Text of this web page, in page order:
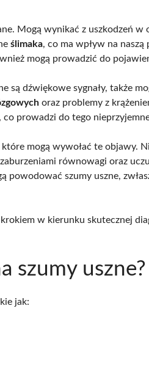
Mogą wynikać z uszkodzeń w
ślimaka, co ma wpływ na
mogą prowadzić do
są dźwiękowe sygnały, także
oraz problemy z
prowadzi do tego
mogą wywołać te objawy.
równowagi oraz
powodować szumy uszne,
w kierunku skutecznej
szumy uszne?
jak: